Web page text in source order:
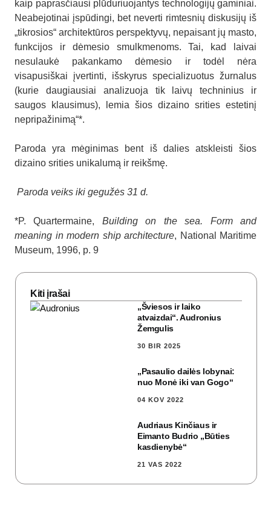
kaip paprasčiausi plūduriuojantys technologijų gaminiai.
Neabejotinai įspūdingi, bet neverti rimtesnių diskusijų iš
„tikrosios“ architektūros perspektyvų, nepaisant jų masto,
funkcijos ir dėmesio smulkmenoms. Tai, kad laivai
nesulaukė pakankamo dėmesio ir todėl nėra
visapusiškai įvertinti, išskyrus specializuotus žurnalus
(kurie daugiausiai analizuoja tik laivų techninius ir
saugos klausimus), lemia šios dizaino srities estetinį
nepripažinimą“*.
Paroda yra mėginimas bent iš dalies atskleisti šios
dizaino srities unikalumą ir reikšmę.
Paroda veiks iki gegužės 31 d.
*P. Quartermaine, Building on the sea. Form and
meaning in modern ship architecture, National Maritime
Museum, 1996, p. 9
Kiti įrašai
„Šviesos ir laiko
atvaizdai“. Audronius
Žemgulis
30 BIR 2025
„Pasaulio dailės lobynai:
nuo Monė iki van Gogo“
04 KOV 2022
Audriaus Kinčiaus ir
Eimanto Budrio „Būties
kasdienybė“
21 VAS 2022